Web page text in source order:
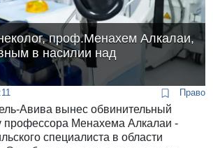
проф.Менахем Алкалаи,
в насилии над
Право
Авива вынес обвинительный
профессора Менахема Алкалаи -
специалиста в области